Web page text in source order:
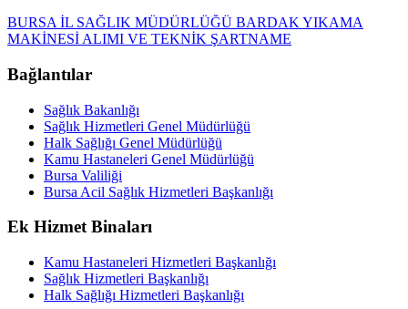
BURSA İL SAĞLIK MÜDÜRLÜĞÜ BARDAK YIKAMA
MAKİNESİ ALIMI VE TEKNİK ŞARTNAME
Bağlantılar
Sağlık Bakanlığı
Sağlık Hizmetleri Genel Müdürlüğü
Halk Sağlığı Genel Müdürlüğü
Kamu Hastaneleri Genel Müdürlüğü
Bursa Valiliği
Bursa Acil Sağlık Hizmetleri Başkanlığı
Ek Hizmet Binaları
Kamu Hastaneleri Hizmetleri Başkanlığı
Sağlık Hizmetleri Başkanlığı
Halk Sağlığı Hizmetleri Başkanlığı